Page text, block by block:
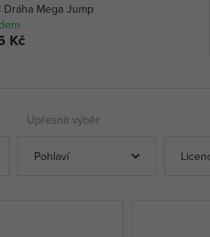
Dráha Mega Jump
Kč
Upřesnit výběr
Pohlaví